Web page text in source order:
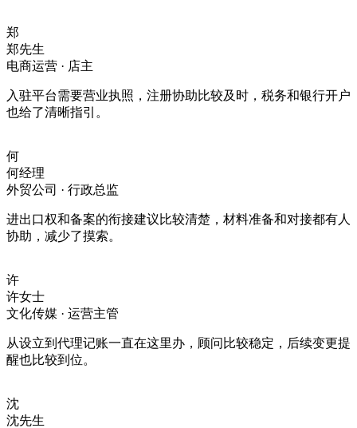
郑
郑先生
电商运营 · 店主
入驻平台需要营业执照，注册协助比较及时，税务和银行开户
也给了清晰指引。
何
何经理
外贸公司 · 行政总监
进出口权和备案的衔接建议比较清楚，材料准备和对接都有人
协助，减少了摸索。
许
许女士
文化传媒 · 运营主管
从设立到代理记账一直在这里办，顾问比较稳定，后续变更提
醒也比较到位。
沈
沈先生